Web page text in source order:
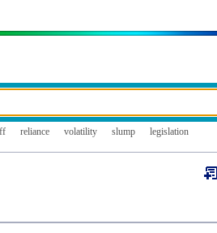
reliance volatility slump legislation